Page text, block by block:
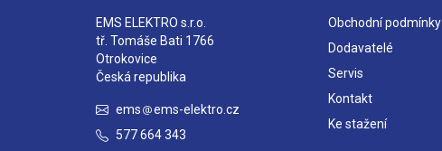
EMS ELEKTRO s.r.o.
tř. Tomáše Bati 1766
Otrokovice
Česká republika
ems
ems-elektro.cz
577 664 343
Obchodní podmínky
Dodavatelé
Servis
Kontakt
Ke stažení